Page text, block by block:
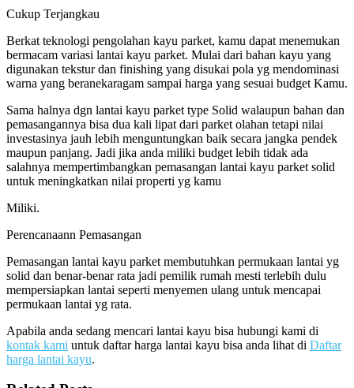
Cukup Terjangkau
Berkat teknologi pengolahan kayu parket, kamu dapat menemukan
bermacam variasi lantai kayu parket. Mulai dari bahan kayu yang
digunakan tekstur dan finishing yang disukai pola yg mendominasi
warna yang beranekaragam sampai harga yang sesuai budget Kamu.
Sama halnya dgn lantai kayu parket type Solid walaupun bahan dan
pemasangannya bisa dua kali lipat dari parket olahan tetapi nilai
investasinya jauh lebih menguntungkan baik secara jangka pendek
maupun panjang. Jadi jika anda miliki budget lebih tidak ada
salahnya mempertimbangkan pemasangan lantai kayu parket solid
untuk meningkatkan nilai properti yg kamu
Miliki.
Perencanaann Pemasangan
Pemasangan lantai kayu parket membutuhkan permukaan lantai yg
solid dan benar-benar rata jadi pemilik rumah mesti terlebih dulu
mempersiapkan lantai seperti menyemen ulang untuk mencapai
permukaan lantai yg rata.
Apabila anda sedang mencari lantai kayu bisa hubungi kami di
kontak kami untuk daftar harga lantai kayu bisa anda lihat di Daftar
harga lantai kayu.